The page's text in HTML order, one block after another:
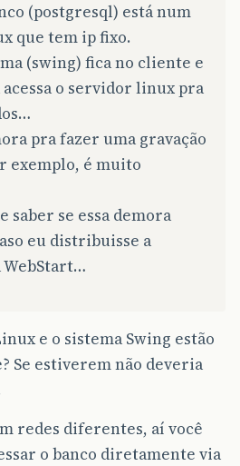
(postgresql) está num
que tem ip fixo.
(swing) fica no cliente e
acessa o servidor linux pra
pra fazer uma gravação
exemplo, é muito
saber se essa demora
eu distribuisse a
WebStart…
e o sistema Swing estão
Se estiverem não deveria
redes diferentes, aí você
o banco diretamente via